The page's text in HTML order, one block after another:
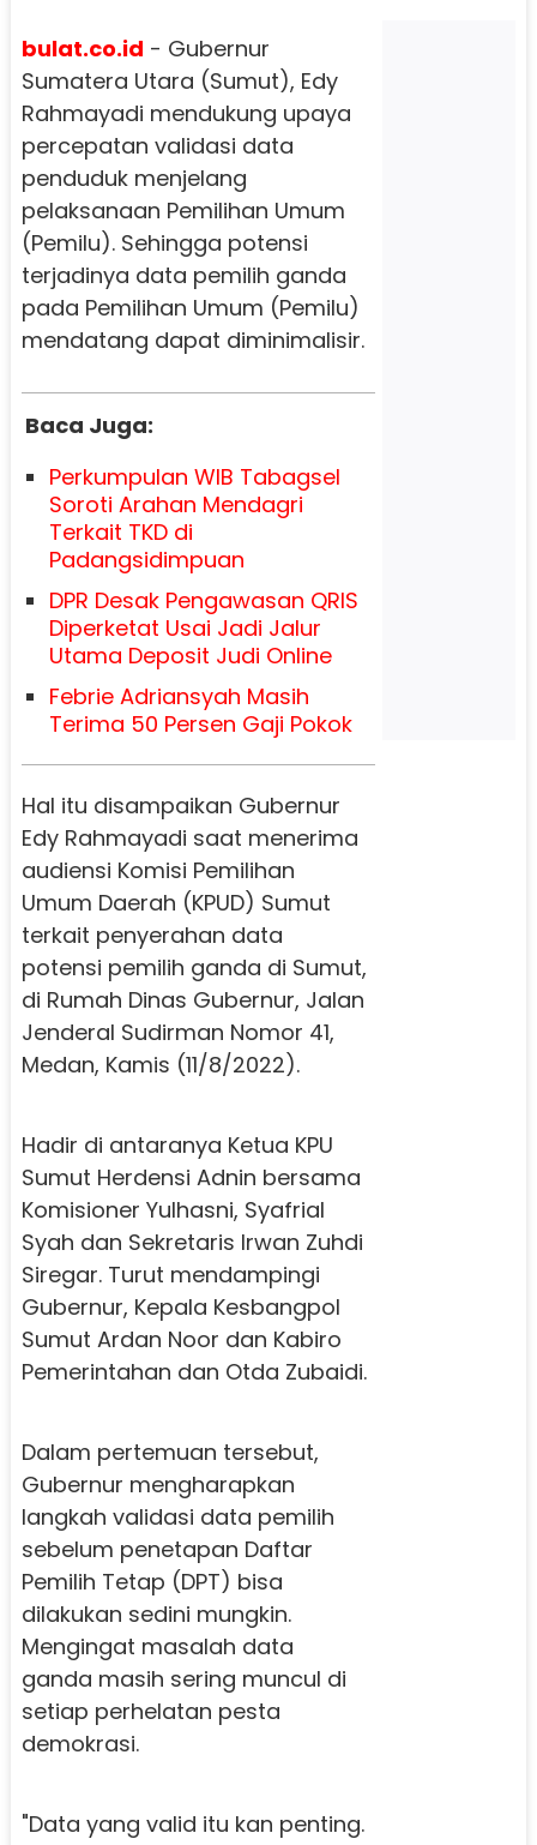
bulat.co.id - Gubernur
Sumatera Utara (Sumut), Edy
Rahmayadi mendukung upaya
percepatan validasi data
penduduk menjelang
pelaksanaan Pemilihan Umum
(Pemilu). Sehingga potensi
terjadinya data pemilih ganda
pada Pemilihan Umum (Pemilu)
mendatang dapat diminimalisir.
Baca Juga:
Perkumpulan WIB Tabagsel
Soroti Arahan Mendagri
Terkait TKD di
Padangsidimpuan
DPR Desak Pengawasan QRIS
Diperketat Usai Jadi Jalur
Utama Deposit Judi Online
Febrie Adriansyah Masih
Terima 50 Persen Gaji Pokok
Hal itu disampaikan Gubernur
Edy Rahmayadi saat menerima
audiensi Komisi Pemilihan
Umum Daerah (KPUD) Sumut
terkait penyerahan data
potensi pemilih ganda di Sumut,
di Rumah Dinas Gubernur, Jalan
Jenderal Sudirman Nomor 41,
Medan, Kamis (11/8/2022).
Hadir di antaranya Ketua KPU
Sumut Herdensi Adnin bersama
Komisioner Yulhasni, Syafrial
Syah dan Sekretaris Irwan Zuhdi
Siregar. Turut mendampingi
Gubernur, Kepala Kesbangpol
Sumut Ardan Noor dan Kabiro
Pemerintahan dan Otda Zubaidi.
Dalam pertemuan tersebut,
Gubernur mengharapkan
langkah validasi data pemilih
sebelum penetapan Daftar
Pemilih Tetap (DPT) bisa
dilakukan sedini mungkin.
Mengingat masalah data
ganda masih sering muncul di
setiap perhelatan pesta
demokrasi.
"Data yang valid itu kan penting.